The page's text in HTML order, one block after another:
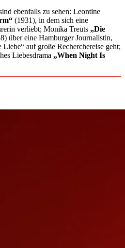
ebenfalls zu sehen: Leontine
(1931), in dem sich eine
verliebt; Monika Treuts „Die
über eine Hamburger Journalistin,
auf große Recherchereise geht;
Liebesdrama „When Night Is